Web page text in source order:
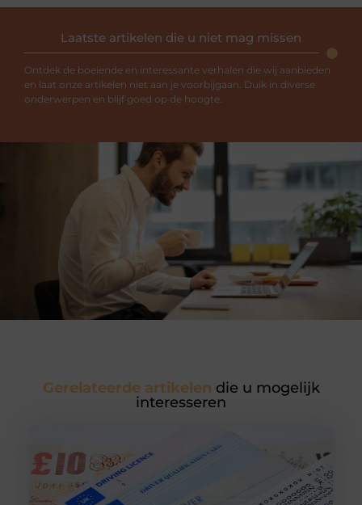
Laatste artikelen die u niet mag missen
Ontdek de boeiende en interessante verhalen die wij aanbieden
en laat onze artikelen niet aan je voorbijgaan. Duik in diverse
onderwerpen en blijf goed op de hoogte.
Gerelateerde artikelen die u mogelijk
interesseren